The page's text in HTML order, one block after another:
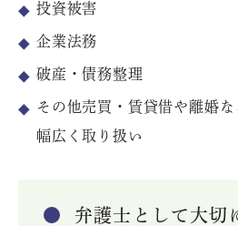
投資被害
企業法務
破産・債務整理
その他売買・賃貸借や離婚
幅広く取り扱い
弁護士として大切